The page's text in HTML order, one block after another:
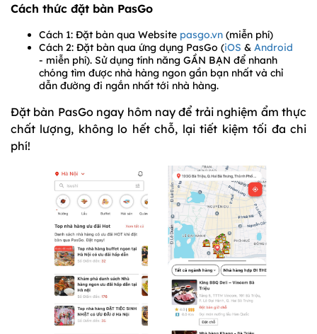
Cách thức đặt bàn PasGo
Cách 1: Đặt bàn qua Website pasgo.vn (miễn phí)
Cách 2: Đặt bàn qua ứng dụng PasGo (iOS & Android
- miễn phí). Sử dụng tính năng GẦN BẠN để nhanh
chóng tìm được nhà hàng ngon gần bạn nhất và chỉ
dẫn đường đi ngắn nhất tới nhà hàng.
Đặt bàn PasGo ngay hôm nay để trải nghiệm ẩm thực
chất lượng, không lo hết chỗ, lại tiết kiệm tối đa chi
phí!